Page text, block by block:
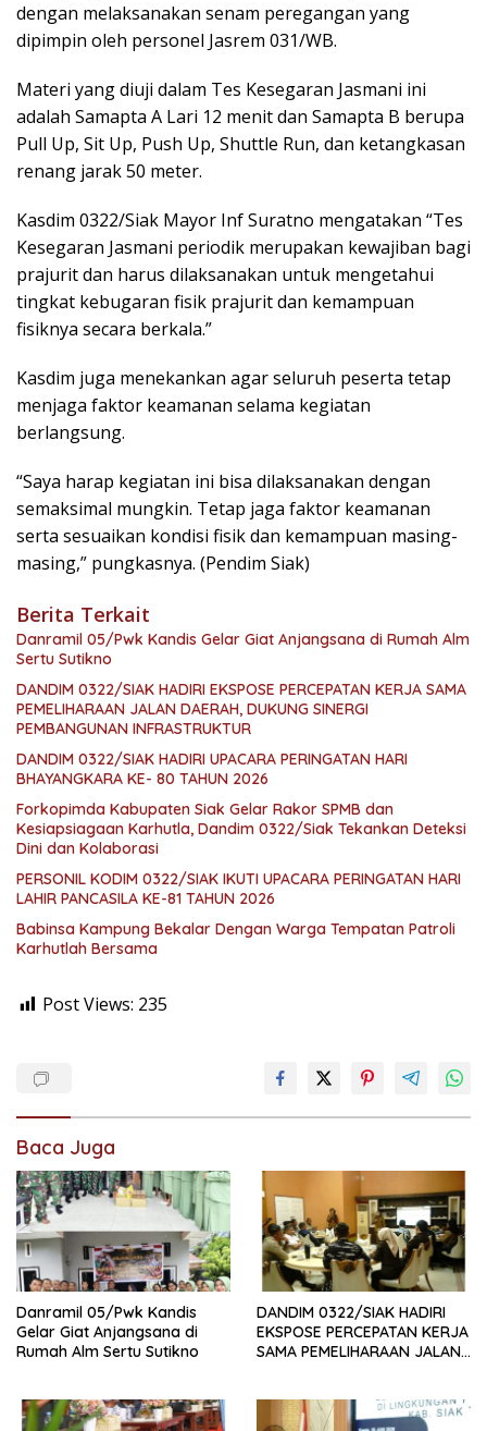
dengan melaksanakan senam peregangan yang
dipimpin oleh personel Jasrem 031/WB.
Materi yang diuji dalam Tes Kesegaran Jasmani ini
adalah Samapta A Lari 12 menit dan Samapta B berupa
Pull Up, Sit Up, Push Up, Shuttle Run, dan ketangkasan
renang jarak 50 meter.
Kasdim 0322/Siak Mayor Inf Suratno mengatakan “Tes
Kesegaran Jasmani periodik merupakan kewajiban bagi
prajurit dan harus dilaksanakan untuk mengetahui
tingkat kebugaran fisik prajurit dan kemampuan
fisiknya secara berkala.”
Kasdim juga menekankan agar seluruh peserta tetap
menjaga faktor keamanan selama kegiatan
berlangsung.
“Saya harap kegiatan ini bisa dilaksanakan dengan
semaksimal mungkin. Tetap jaga faktor keamanan
serta sesuaikan kondisi fisik dan kemampuan masing-
masing,” pungkasnya. (Pendim Siak)
Berita Terkait
Danramil 05/Pwk Kandis Gelar Giat Anjangsana di Rumah Alm
Sertu Sutikno
DANDIM 0322/SIAK HADIRI EKSPOSE PERCEPATAN KERJA SAMA
PEMELIHARAAN JALAN DAERAH, DUKUNG SINERGI
PEMBANGUNAN INFRASTRUKTUR
DANDIM 0322/SIAK HADIRI UPACARA PERINGATAN HARI
BHAYANGKARA KE- 80 TAHUN 2026
Forkopimda Kabupaten Siak Gelar Rakor SPMB dan
Kesiapsiagaan Karhutla, Dandim 0322/Siak Tekankan Deteksi
Dini dan Kolaborasi
PERSONIL KODIM 0322/SIAK IKUTI UPACARA PERINGATAN HARI
LAHIR PANCASILA KE-81 TAHUN 2026
Babinsa Kampung Bekalar Dengan Warga Tempatan Patroli
Karhutlah Bersama
Post Views: 235
Baca Juga
Danramil 05/Pwk Kandis
Gelar Giat Anjangsana di
Rumah Alm Sertu Sutikno
DANDIM 0322/SIAK HADIRI
EKSPOSE PERCEPATAN KERJA
SAMA PEMELIHARAAN JALAN
INFRASTRUKTUR